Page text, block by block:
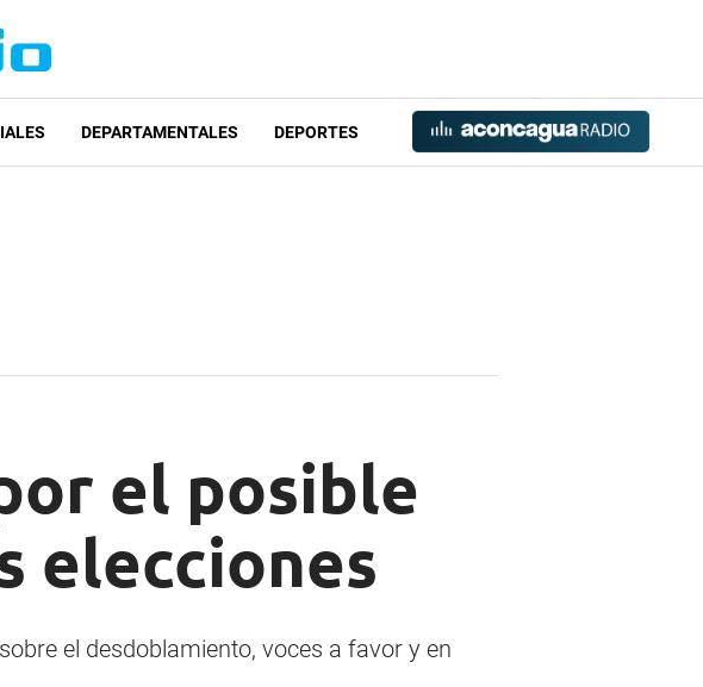
DEPARTAMENTALES DEPORTES
el posible
elecciones
el desdoblamiento, voces a favor y en